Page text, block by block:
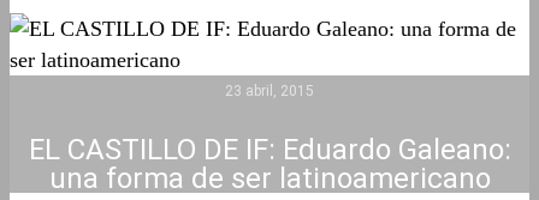
23 abril, 2015
EL CASTILLO DE IF: Eduardo Galeano:
una forma de ser latinoamericano